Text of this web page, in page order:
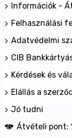
Információk -
Felhasználási
Adatvédelmi
CIB
Kérdések és
Elállás a
Jó tudni
Átvételi pont: